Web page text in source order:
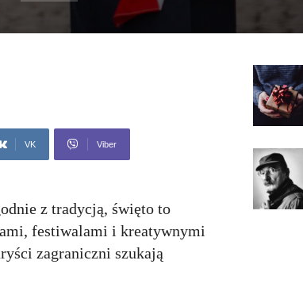
VK Viber
z tradycją, święto to
festiwalami i kreatywnymi
zagraniczni szukają